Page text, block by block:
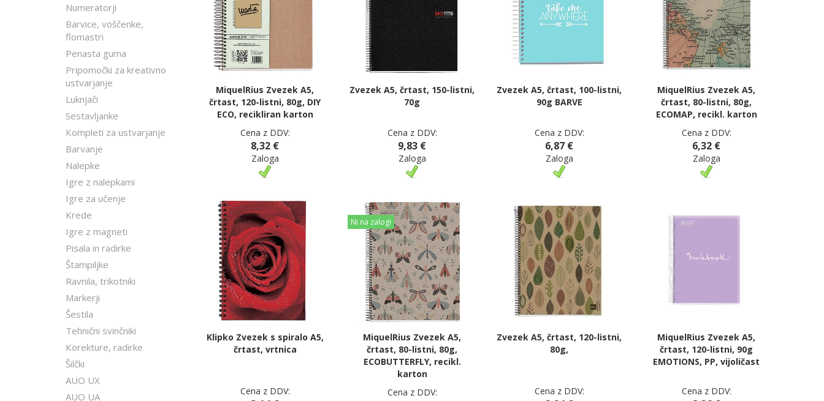
Numeratorji
Barvice, voščenke,
flomastri
Penasta guma
Pripomočki za kreativno
ustvarjanje
Luknjači
Sestavljanke
Kompleti za ustvarjanje
Barvanje
Nalepke
Igre z nalepkami
Igre za učenje
Krede
Igre z magneti
Pisala in radirke
Štampiljke
Ravnila, trikotniki
Markerji
Šestila
Tehnični svinčniki
Korekture, radirke
Šilčki
AUO UX
AUO UA
MiquelRius Zvezek A5,
črtast, 120-listni, 80g, DIY
ECO, recikliran karton
Cena z DDV:
8,32 €
Zaloga
Zvezek A5, črtast, 150-listni,
70g
Cena z DDV:
9,83 €
Zaloga
Zvezek A5, črtast, 100-listni,
90g BARVE
Cena z DDV:
6,87 €
Zaloga
MiquelRius Zvezek A5,
črtast, 80-listni, 80g,
ECOMAP, recikl. karton
Cena z DDV:
6,32 €
Zaloga
Klipko Zvezek s spiralo A5,
črtast, vrtnica
Cena z DDV:
Ni na zalogi
MiquelRius Zvezek A5,
črtast, 80-listni, 80g,
ECOBUTTERFLY, recikl.
karton
Cena z DDV:
Zvezek A5, črtast, 120-listni,
80g,
Cena z DDV:
MiquelRius Zvezek A5,
črtast, 120-listni, 90g
EMOTIONS, PP, vijoličast
Cena z DDV: